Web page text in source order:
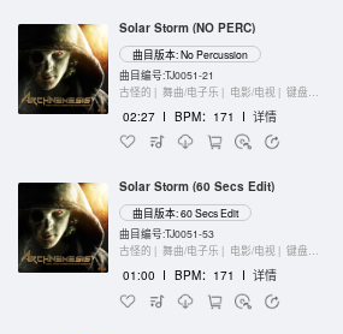
Solar Storm (NO PERC)
曲目版本: No Percussion
曲目编号:TJ0051-21
古怪的 | 舞曲/电子乐 | 电影/电视 | 键盘乐器
02:27 I BPM：171 I 详情
Solar Storm (60 Secs Edit)
曲目版本: 60 Secs Edit
曲目编号:TJ0051-53
古怪的 | 舞曲/电子乐 | 电影/电视 | 键盘乐器
01:00 I BPM：171 I 详情